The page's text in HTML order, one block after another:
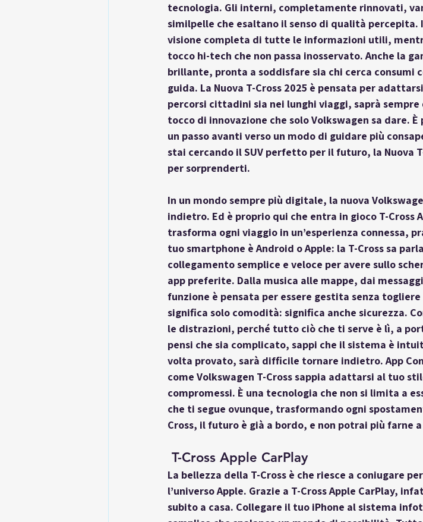
tecnologia. Gli interni, completamente rinnovati,
similpelle che esaltano il senso di qualità percepita.
visione completa di tutte le informazioni utili,
tocco hi-tech che non passa inosservato. Anche la
brillante, pronta a soddisfare sia chi cerca consumi
guida. La Nuova T-Cross 2025 è pensata per
percorsi cittadini sia nei lunghi viaggi, saprà
tocco di innovazione che solo Volkswagen sa dare.
un passo avanti verso un modo di guidare più
stai cercando il SUV perfetto per il futuro, la Nuova
per sorprenderti.
In un mondo sempre più digitale, la nuova
indietro. Ed è proprio qui che entra in gioco T-Cross
trasforma ogni viaggio in un’esperienza connessa,
tuo smartphone è Android o Apple: la T-Cross sa
collegamento semplice e veloce per avere sullo
app preferite. Dalla musica alle mappe, dai
funzione è pensata per essere gestita senza
significa solo comodità: significa anche sicurezza.
le distrazioni, perché tutto ciò che ti serve è lì, a
pensi che sia complicato, sappi che il sistema è
volta provato, sarà difficile tornare indietro. App
come Volkswagen T-Cross sappia adattarsi al tuo
compromessi. È una tecnologia che non si limita a
che ti segue ovunque, trasformando ogni
Cross, il futuro è già a bordo, e non potrai più farne
T-Cross Apple CarPlay
La bellezza della T-Cross è che riesce a coniugare
l’universo Apple. Grazie a T-Cross Apple CarPlay,
subito a casa. Collegare il tuo iPhone al sistema